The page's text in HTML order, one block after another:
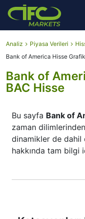
Analiz Piyasa Verileri
Bank of America Hisse Grafik
Bank of
BAC Hisse
Bu sayfa Bank of
zaman
dinamikler de dahil
hakkında tam bilgi
Alt panelde zaman
Bank of America